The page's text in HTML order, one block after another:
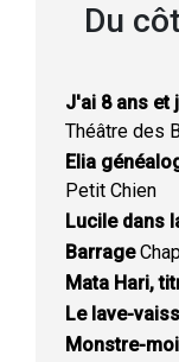
Du
J'ai 8 ans et
Théâtre des
Elia
Petit Chien
Lucile dans
Barrage
Mata Hari,
Le lave-
Monstre-moi